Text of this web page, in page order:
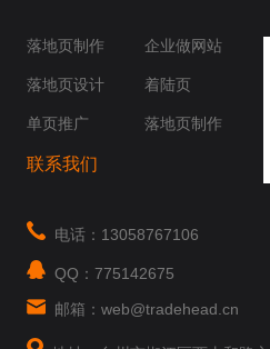
落地页制作
落地页设计
单页推广
企业做网站
着陆页
落地页制作
联系我们
电话：13058767106
QQ：775142675
邮箱：web@tradehead.cn